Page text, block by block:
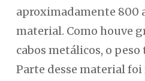
aproximadamente 800
material. Como houve
cabos metálicos, o
Parte desse material